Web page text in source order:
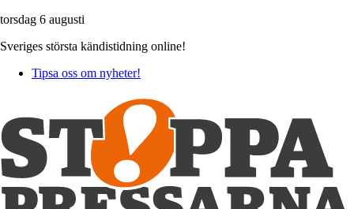
torsdag 6 augusti
Sveriges största kändistidning online!
Tipsa oss om nyheter!